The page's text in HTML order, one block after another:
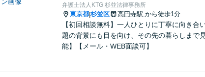
弁護士法人KTG 杉並法律事務所
東京都|杉並区 高円寺駅 から徒歩1分
【初回相談無料】一人ひとりに丁寧に向き
題の背景にも目を向け、その先の暮らしまで
能】【メール・WEB面談可】